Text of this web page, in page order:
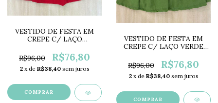
VESTIDO DE FESTA EM
CREPE C/ LAÇO
R$96,00
R$76,80
2 x de R$38,40 sem juros
COMPRAR
VESTIDO DE FESTA EM
CREPE C/ LAÇO VERDE
R$96,00
R$76,80
2 x de R$38,40 sem juros
COMPRAR